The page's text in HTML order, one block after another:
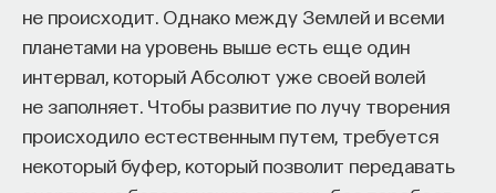
не происходит. Однако между Землей и всеми
планетами на уровень выше есть еще один
интервал, который Абсолют уже своей волей
не заполняет. Чтобы развитие по лучу творения
происходило естественным путем, требуется
некоторый буфер, который позволит передавать
Внеси свой вклад в дело
просвещения!
ПОДДЕРЖАТЬ ПОСТНАУКУ